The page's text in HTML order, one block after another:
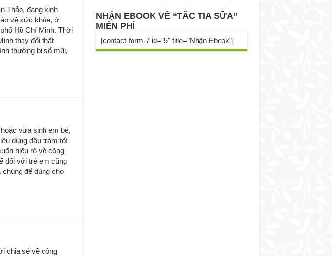
Thảo, đang kinh
vệ sức khỏe, ở
Hồ Chí Minh. Thời
thay đổi thất
thường bị sổ mũi,
vừa sinh em bé,
dùng dầu tràm tốt
hiểu rõ về công
đối với trẻ em cũng
để dùng cho
chia sẻ về công
NHẬN EBOOK VỀ “TẮC TIA SỮA”
MIỄN PHÍ
[contact-form-7 id="5" title="Nhận Ebook"]